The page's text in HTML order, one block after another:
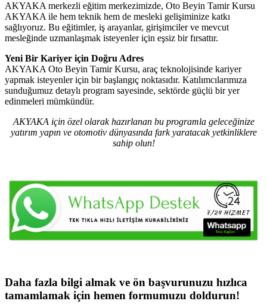
AKYAKA merkezli eğitim merkezimizde, Oto Beyin Tamir Kursu
AKYAKA ile hem teknik hem de mesleki gelişiminize katkı
sağlıyoruz. Bu eğitimler, iş arayanlar, girişimciler ve mevcut
mesleğinde uzmanlaşmak isteyenler için eşsiz bir fırsattır.
Yeni Bir Kariyer için Doğru Adres
AKYAKA Oto Beyin Tamir Kursu, araç teknolojisinde kariyer
yapmak isteyenler için bir başlangıç noktasıdır. Katılımcılarımıza
sunduğumuz detaylı program sayesinde, sektörde güçlü bir yer
edinmeleri mümkündür.
AKYAKA için özel olarak hazırlanan bu programla geleceğinize
yatırım yapın ve otomotiv dünyasında fark yaratacak yetkinliklere
sahip olun!
Daha fazla bilgi almak ve ön başvurunuzu hızlıca
tamamlamak için hemen formumuzu doldurun!